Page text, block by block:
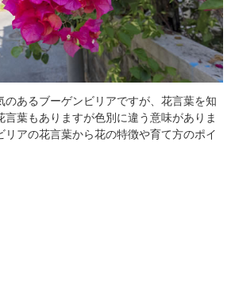
のあるブーゲンビリアですが、花言葉を知
言葉もありますが色別に違う意味がありま
リアの花言葉から花の特徴や育て方のポイ